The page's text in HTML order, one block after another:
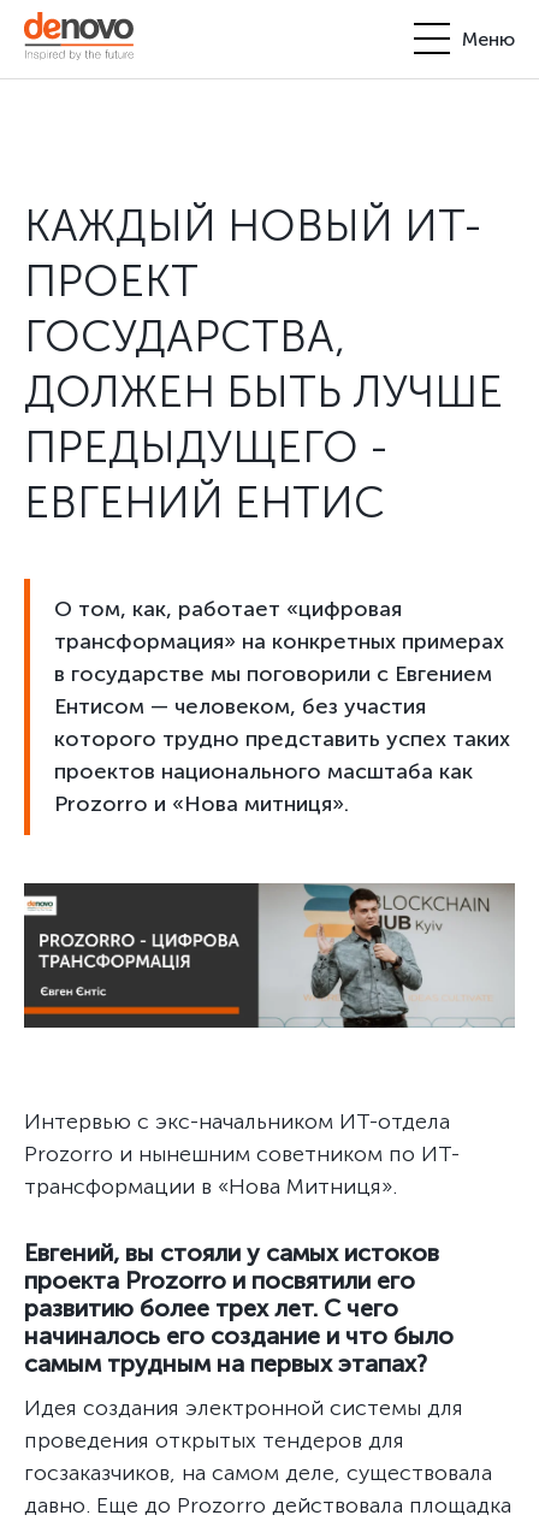
Меню
Партнерство
Блог
+380-44-200-93-39
request@denovo.ua
UA
КАЖДЫЙ НОВЫЙ ИТ-
ПРОЕКТ
ГОСУДАРСТВА,
ДОЛЖЕН БЫТЬ ЛУЧШЕ
ПРЕДЫДУЩЕГО -
ЕВГЕНИЙ ЕНТИС
О том, как, работает «цифровая
трансформация» на конкретных примерах
в государстве мы поговорили с Евгением
Ентисом — человеком, без участия
которого трудно представить успех таких
проектов национального масштаба как
Prozorro и «Нова митниця».
Интервью с экс-начальником ИТ-отдела
Prozorro и нынешним советником по ИТ-
трансформации в «Нова Митниця».
Евгений, вы стояли у самых истоков
проекта Prozorro и посвятили его
развитию более трех лет. С чего
начиналось его создание и что было
самым трудным на первых этапах?
Идея создания электронной системы для
проведения открытых тендеров для
госзаказчиков, на самом деле, существовала
давно. Еще до Prozorro действовала площадка